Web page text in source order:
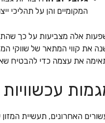
המקומיים והן על תהליכי
אלה מצביעות על כך
את קווי המתאר של שווקי
את עצמה כדי להבטיח
האחרונים, תעשיית